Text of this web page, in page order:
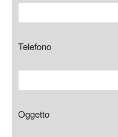
Telefono
Oggetto